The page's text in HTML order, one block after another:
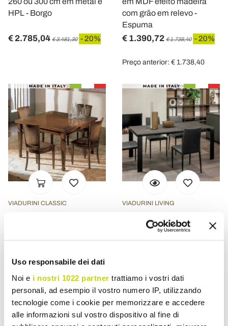
Uso responsabile dei dati
Noi e i nostri 1022 partner trattiamo i vostri dati
personali, ad esempio il vostro numero IP, utilizzando
tecnologie come i cookie per memorizzare e accedere
alle informazioni sul vostro dispositivo al fine di
HPL - Borgo
€ 2.785,04 € 3.481,30 - 20%
com grão em relevo -
Espuma
€ 1.390,72 € 1.738,40 - 20%
Preço anterior: € 1.738,40
VIADURINI CLASSIC
€ 5.824,96 € 7.281,20 - 20%
VIADURINI LIVING
Mesa Extensível 310 cm